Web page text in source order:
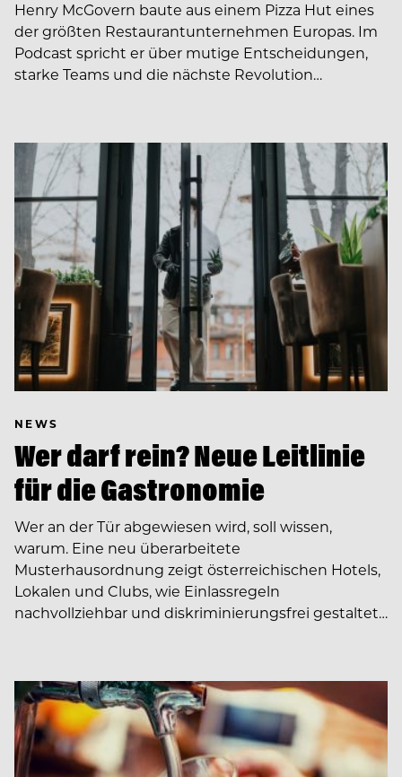
Henry McGovern baute aus einem Pizza Hut eines
der größten Restaurantunternehmen Europas. Im
Podcast spricht er über mutige Entscheidungen,
starke Teams und die nächste Revolution…
NEWS
Wer darf rein? Neue Leitlinie
für die Gastronomie
Wer an der Tür abgewiesen wird, soll wissen,
warum. Eine neu überarbeitete
Musterhausordnung zeigt österreichischen Hotels,
Lokalen und Clubs, wie Einlassregeln
nachvollziehbar und diskriminierungsfrei gestaltet…